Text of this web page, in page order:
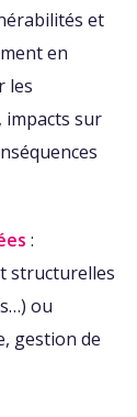
et
en
les
sur
:
structurelles
ou
gestion de